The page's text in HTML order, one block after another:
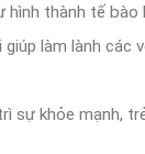
hình thành tế bào
làm lành các
sự khỏe mạnh,